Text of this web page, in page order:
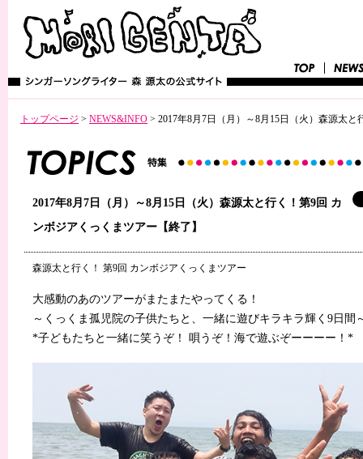
トップページ > NEWS&INFO > 2017年8月7日（月）～8月15日（火）森源太
2017年8月7日（月）～8月15日（火）森源太と行く！第9回 カ
ンボジアくっくまツアー【終了】
森源太と行く！ 第9回 カンボジアくっくまツアー
大感動のあのツアーがまたまたやってくる！
～くっくま孤児院の子供たちと、一緒に遊びキラキラ輝く9日間
*子どもたちと一緒に笑うぞ！ 唄うぞ！海で遊ぶぞーーーー！*